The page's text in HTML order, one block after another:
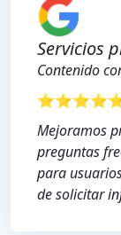
Servicios
Contenido
Mejoramos
preguntas
para
de solicitar